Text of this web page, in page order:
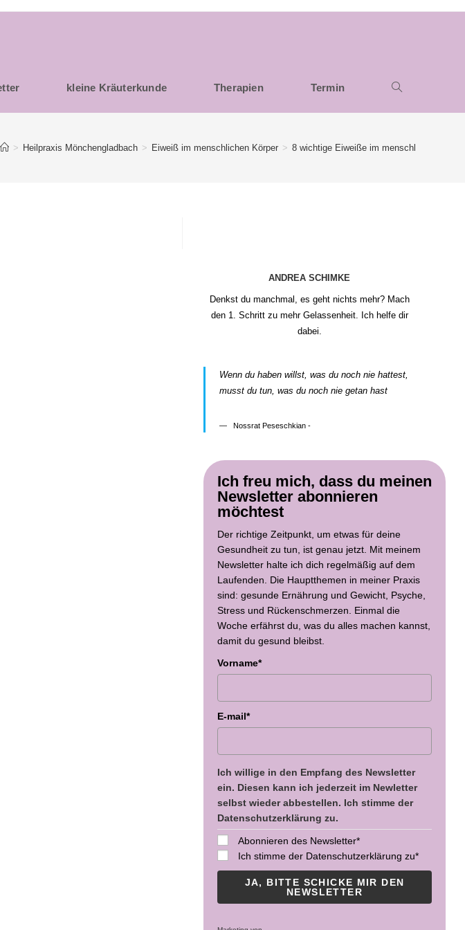
kleine Kräuterkunde Therapien Termin
> Heilpraxis Mönchengladbach > Eiweiß im menschlichen Körper > 8 wichtige Eiweiße im menschlichen
ANDREA SCHIMKE
Denkst du manchmal, es geht nichts mehr? Mach
den 1. Schritt zu mehr Gelassenheit. Ich helfe dir
dabei.
Wenn du haben willst, was du noch nie hattest,
musst du tun, was du noch nie getan hast
Nossrat Peseschkian -
Ich freu mich, dass du meinen
Newsletter abonnieren
möchtest
Der richtige Zeitpunkt, um etwas für deine
Gesundheit zu tun, ist genau jetzt. Mit meinem
Newsletter halte ich dich regelmäßig auf dem
Laufenden. Die Hauptthemen in meiner Praxis
sind: gesunde Ernährung und Gewicht, Psyche,
Stress und Rückenschmerzen. Einmal die
Woche erfährst du, was du alles machen kannst,
damit du gesund bleibst.
Vorname*
E-mail*
Ich willige in den Empfang des Newsletter
ein. Diesen kann ich jederzeit im Newletter
selbst wieder abbestellen. Ich stimme der
Datenschutzerklärung zu.
Abonnieren des Newsletter*
Ich stimme der Datenschutzerklärung zu*
JA, BITTE SCHICKE MIR DEN
NEWSLETTER